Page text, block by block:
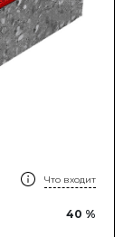
Что входит
40 %